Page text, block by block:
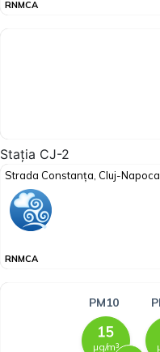
Stația CJ-2